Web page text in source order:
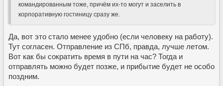
командированным тоже, причём их-то могут и заселить в
корпоративную гостиницу сразу же.
Да, вот это стало менее удобно (если человеку на работу).
Тут согласен. Отправление из СПб, правда, лучше летом.
Вот как бы сократить время в пути на час? Тогда и
отправлять можно будет позже, и прибытие будет не особо
поздним.